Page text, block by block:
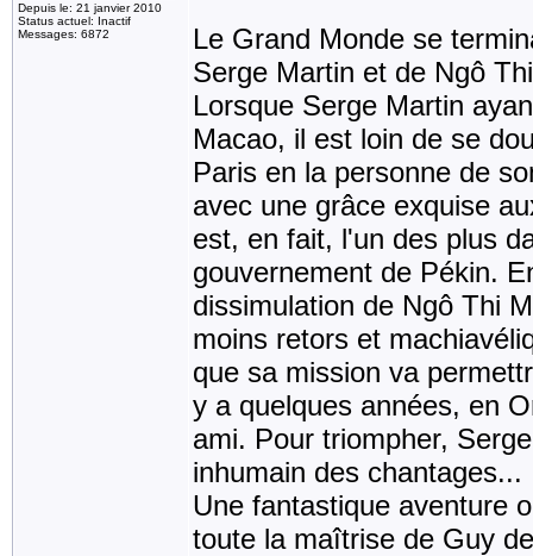
Depuis le: 21 janvier 2010
Status actuel: Inactif
Messages: 6872
Le Grand Monde se
Serge Martin et de Ngô
Lorsque Serge Martin
Macao, il est loin de se
Paris en la personne de
avec une grâce exquise
est, en fait, l'un des plus
gouvernement de Pékin.
dissimulation de Ngô Thi
moins retors et
que sa mission va
y a quelques années, en
ami. Pour triompher,
inhumain des chantages...
Une fantastique aventure
toute la maîtrise de Guy